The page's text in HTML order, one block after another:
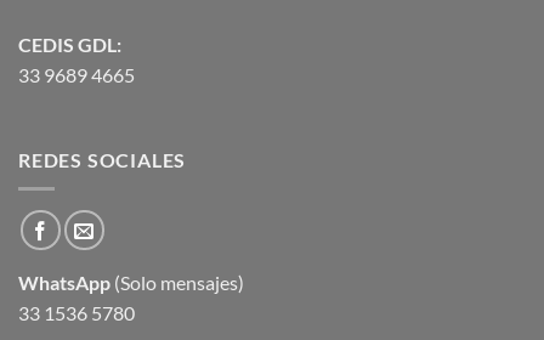
CEDIS GDL:
33 9689 4665
REDES SOCIALES
WhatsApp (Solo mensajes)
33 1536 5780